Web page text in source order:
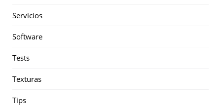
Servicios
Software
Tests
Texturas
Tips